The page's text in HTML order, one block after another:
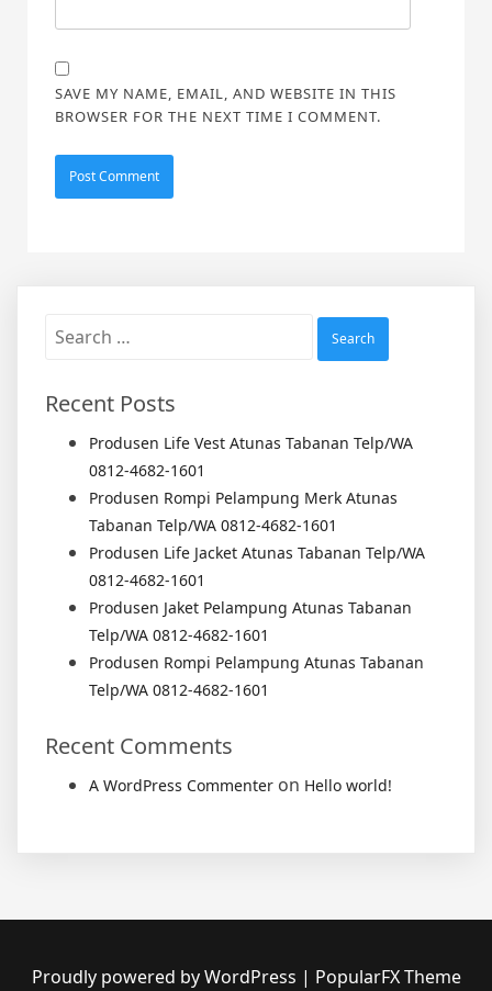
SAVE MY NAME, EMAIL, AND WEBSITE IN THIS
BROWSER FOR THE NEXT TIME I COMMENT.
Search
Recent Posts
Produsen Life Vest Atunas Tabanan Telp/WA
0812-4682-1601
Produsen Rompi Pelampung Merk Atunas
Tabanan Telp/WA 0812-4682-1601
Produsen Life Jacket Atunas Tabanan Telp/WA
0812-4682-1601
Produsen Jaket Pelampung Atunas Tabanan
Telp/WA 0812-4682-1601
Produsen Rompi Pelampung Atunas Tabanan
Telp/WA 0812-4682-1601
Recent Comments
A WordPress Commenter on Hello world!
Proudly powered by WordPress | PopularFX Theme